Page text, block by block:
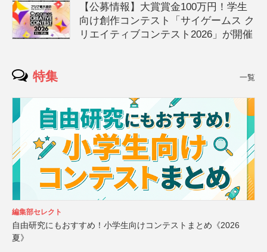
【公募情報】大賞賞金100万円！学生
向け創作コンテスト「サイゲームス ク
リエイティブコンテスト2026」が開催
特集 一覧
編集部セレクト
自由研究にもおすすめ！小学生向けコンテストまとめ《2026
夏》